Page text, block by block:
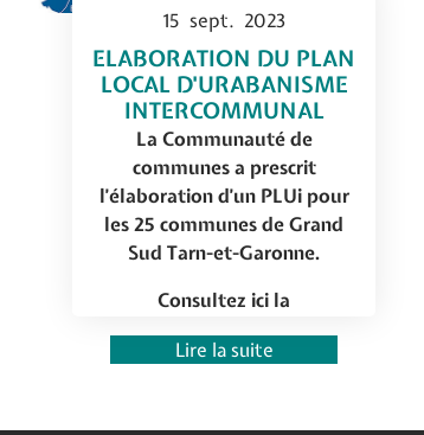
15 sept. 2023
ELABORATION DU PLAN
LOCAL D'URABANISME
INTERCOMMUNAL
La Communauté de
communes a prescrit
l’élaboration d’un PLUi pour
les 25 communes de Grand
Sud Tarn-et-Garonne.
Consultez ici la
Lire la suite